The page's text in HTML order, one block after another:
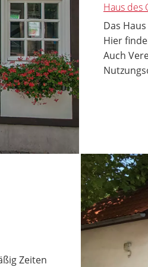
Haus des
Das
Hier
Auch
Zeiten